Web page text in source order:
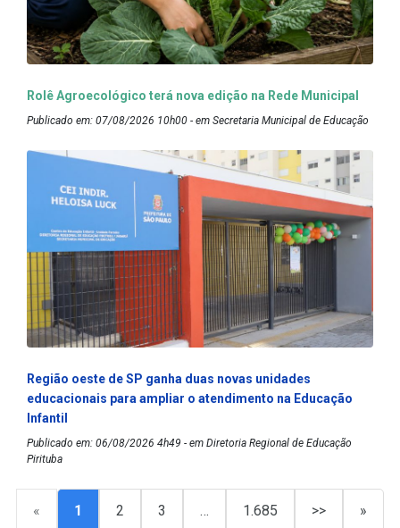
Rolê Agroecológico terá nova edição na Rede Municipal
Publicado em: 07/08/2026 10h00 - em Secretaria Municipal de Educação
Região oeste de SP ganha duas novas unidades
educacionais para ampliar o atendimento na Educação
Infantil
Publicado em: 06/08/2026 4h49 - em Diretoria Regional de Educação
Pirituba
« 1 2 3 … 1.685 >> »